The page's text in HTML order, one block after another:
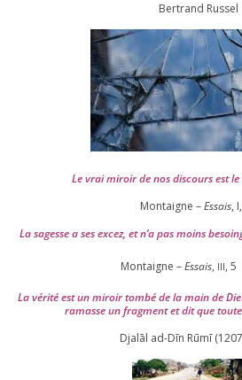
Ber­trand Russel
Le vrai miroir de nos dis­cours est le
Montaigne –Essais, I,
La sagesse a ses excez, et n’a pas moins
Montaigne –Essais, III, 5
La véri­té est un miroir tom­bé de la main de
ramasse un frag­ment et dit que
Djalāl ad-Dīn Rūmī (1207